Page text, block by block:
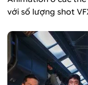
với số lượng shot